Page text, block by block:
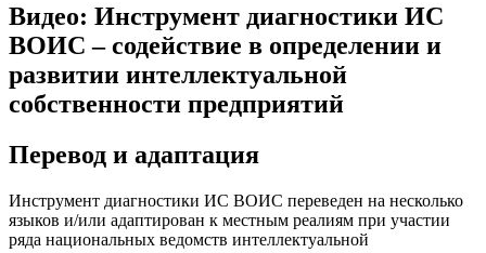
Видео: Инструмент диагностики ИС
ВОИС – содействие в определении и
развитии интеллектуальной
собственности предприятий
Перевод и адаптация
Инструмент диагностики ИС ВОИС переведен на несколько
языков и/или адаптирован к местным реалиям при участии
ряда национальных ведомств интеллектуальной